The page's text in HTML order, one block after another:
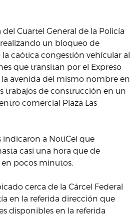
del Cuartel General de la Policía
un bloqueo de
caótica congestión vehícular al
que transitan por el Expreso
la avenida del mismo nombre en
trabajos de construcción en un
comercial Plaza Las
indicaron a NotiCel que
casi una hora que de
pocos minutos.
cerca de la Cárcel Federal
en la referida dirección que
disponibles en la referida